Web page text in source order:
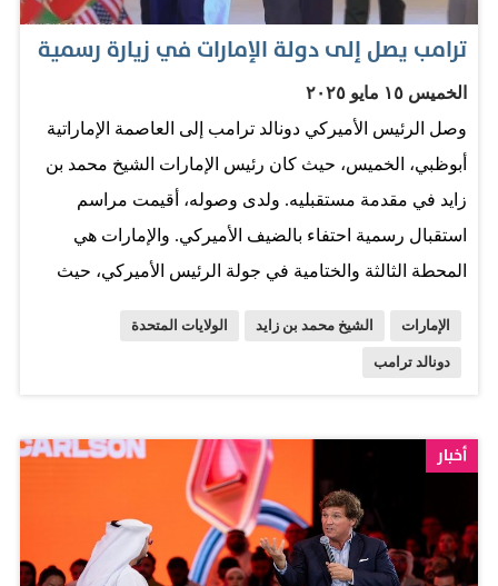
مئات الملايين من الدولارات، إضافة إلى تعهد مالي مباشر
لدعم الصحة والتعليم بقيمة 300 مليون دولار. هذه الأرقام
ليست مجرد إحصاءات، بل انعكاس لقدرة المملكة على تحويل
ثقلها السياسي إلى دعم مادي يعزز صمود المدنيين. أبو ظبي
بدورها رسّخت حضورها عبر عملية "الفارس الشهم 3" التي
وفرت عشرات آلاف الأطنان من المساعدات عبر قوافل برية
وجوية وبحرية، فضلاً عن عمليات إسقاط جوي مع الأردن.
الجمع…
ترامب يصل إلى دولة الإمارات في زيارة رسمية
الخميس ١٥ مايو ٢٠٢٥
وصل الرئيس الأميركي دونالد ترامب إلى العاصمة الإماراتية
أبوظبي، الخميس، حيث كان رئيس الإمارات الشيخ محمد بن
زايد في مقدمة مستقبليه. ولدى وصوله، أقيمت مراسم
استقبال رسمية احتفاء بالضيف الأميركي. والإمارات هي
المحطة الثالثة والختامية في جولة الرئيس الأميركي، حيث
الإمارات الشيخ محمد بن زايد الولايات المتحدة
دونالد ترامب
أخبار